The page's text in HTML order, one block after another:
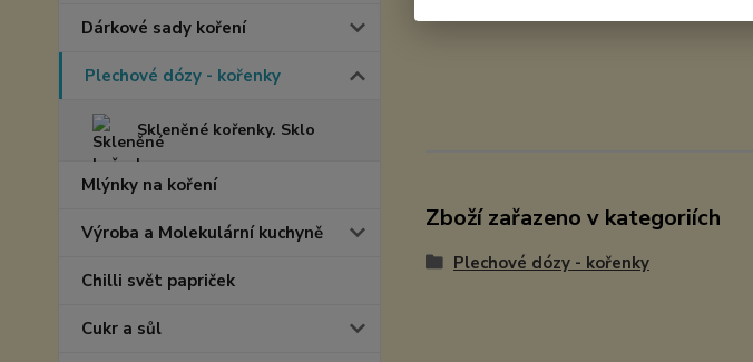
Dárkové sady koření
Plechové dózy - kořenky
Skleněné kořenky. Sklo
Mlýnky na koření
Výroba a Molekulární kuchyně
Chilli svět papriček
Cukr a sůl
Zboží zařazeno v kategoriích
Plechové dózy - kořenky